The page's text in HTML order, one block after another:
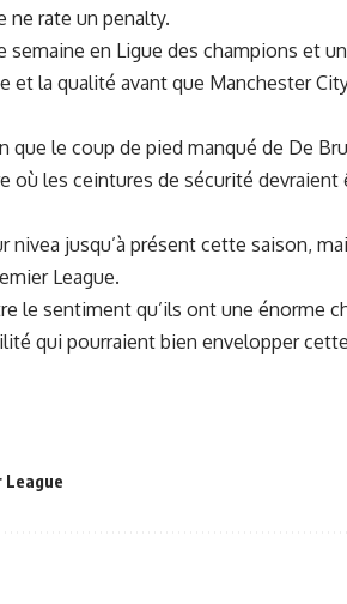
ne rate un penalty.
en Ligue des champions et
et la qualité avant que Manchester
que le coup de pied manqué de De
où les ceintures de sécurité
nivea jusqu’à présent cette saison,
League.
le sentiment qu’ils ont une énorme
qui pourraient bien envelopper
League